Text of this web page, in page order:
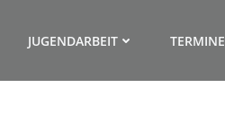
JUGENDARBEIT TERMINE